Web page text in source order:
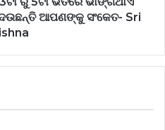
ଆପଣଙ୍କୁ ସଂକେତ- Sri